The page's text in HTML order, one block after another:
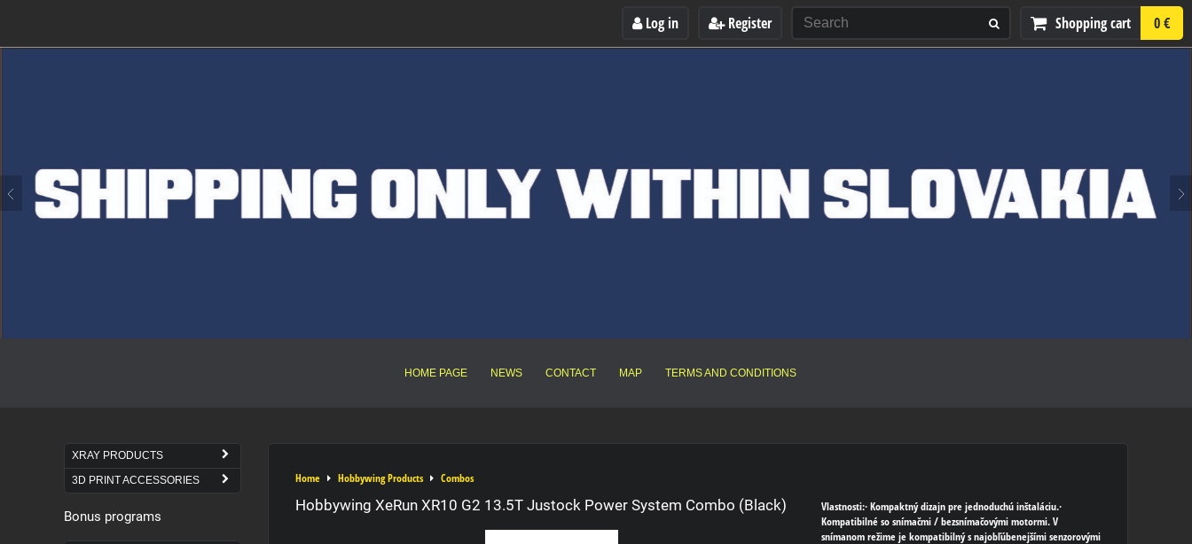
Log in Register Shopping cart 0 €
HOME PAGE NEWS CONTACT MAP TERMS AND CONDITIONS
Home Hobbywing Products Combos
Hobbywing XeRun XR10 G2 13.5T Justock Power System Combo (Black)
Vlastnosti:· Kompaktný dizajn pre jednoduchú inštaláciu.·
Kompatibilné so snímačmi / bezsnímačovými motormi. V
snímanom režime je kompatibilný s najobľúbenejšími senzorovými
XRAY PRODUCTS
3D PRINT ACCESSORIES
Bonus programs